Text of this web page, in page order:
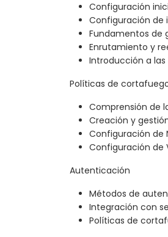
Configuración
Configuración de
Fundamentos de
Enrutamiento y
Introducción a las
Políticas de
Comprensión de
Creación y
Configuración de
Configuración de
Autenticación
Métodos de
Integración con
Políticas de